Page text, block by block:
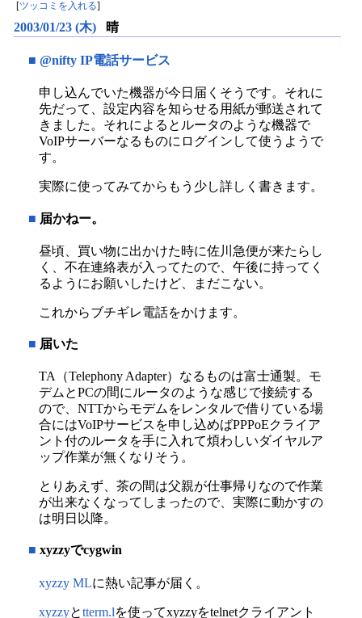
ツッコミを入れる
2003/01/23 (木) 晴
■ @nifty IP電話サービス
申し込んでいた機器が今日届くそうです。それに
先だって、設定内容を知らせる用紙が郵送されて
きました。それによるとルータのような機器で
VoIPサーバーなるものにログインして使うようで
す。
実際に使ってみてからもう少し詳しく書きます。
■ 届かねー。
昼頃、買い物に出かけた時に佐川急便が来たらし
く、不在連絡表が入ってたので、午後に持ってく
るようにお願いしたけど、まだこない。
これからブチギレ電話をかけます。
■ 届いた
TA（Telephony Adapter）なるものは富士通製。モ
デムとPCの間にルータのような感じで接続する
ので、NTTからモデムをレンタルで借りている場
合にはVoIPサービスを申し込めばPPPoEクライア
ント付のルータを手に入れて煩わしいダイヤルア
ップ作業が無くなりそう。
とりあえず、茶の間は父親が仕事帰りなので作業
が出来なくなってしまったので、実際に動かすの
は明日以降。
■ xyzzyでcygwin
xyzzy MLに熱い記事が届く。
xyzzyとtterm.lを使ってxyzzyをtelnetクライアント